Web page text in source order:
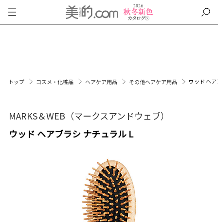
トップ コスメ・化粧品 ヘアケア用品 その他ヘアケア用品 ウッド ヘ
MARKS＆WEB（マークスアンドウェブ）
ウッド ヘアブラシ ナチュラル L